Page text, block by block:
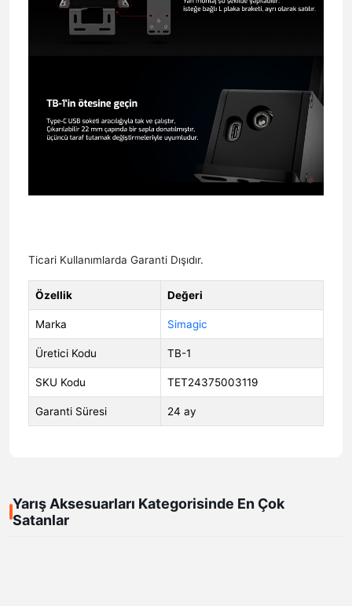
Ticari Kullanımlarda Garanti Dışıdır.
Özellik Değeri
Marka Simagic
Üretici Kodu TB-1
SKU Kodu TET24375003119
Garanti Süresi 24 ay
Yarış Aksesuarları Kategorisinde En Çok
Satanlar